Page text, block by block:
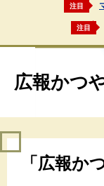
注目
注目
広報かつ
「広報か